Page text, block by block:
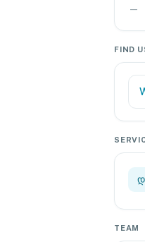
—
FIND
TEAM